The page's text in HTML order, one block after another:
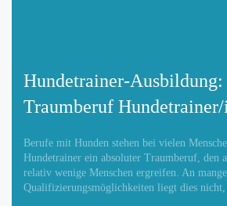
Hundetrainer-Ausbildung:
Traumberuf
Berufe mit Hunden stehen bei vielen
Hundetrainer ein absoluter Traumberuf, den
relativ wenige Menschen ergreifen. An
Qualifizierungsmöglichkeiten liegt dies